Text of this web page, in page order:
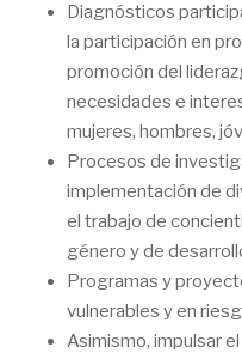
Diagnósticos
la participación en
promoción del
necesidades e
mujeres, hombres,
Procesos de
implementación de
el trabajo de
género y de
Programas y
vulnerables y en
Asimismo, impulsar